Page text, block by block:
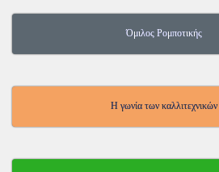
Όμιλος Ρομποτικής
Η γωνία των καλλιτεχνικών